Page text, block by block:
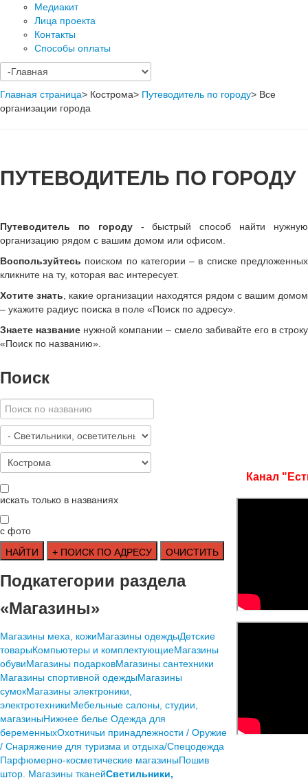
Медиакит
Лица проекта
Контакты
Способы оплаты
Главная страница> Кострома> Путеводитель по городу> Все
организации города
ПУТЕВОДИТЕЛЬ ПО ГОРОДУ
Путеводитель по городу- быстрый способ найти нужную
организацию рядом с вашим домом или офисом.
Воспользуйтесь поиском по категории – в списке предложенных
кликните на ту, которая вас интересует.
Хотите знать , какие организации находятся рядом с вашим домом
– укажите радиус поиска в поле «Поиск по адресу».
Знаете название нужной компании – смело забивайте его в строку
«Поиск по названию»
Поиск
искать только в названиях
с фото
Подкатегории раздела
«Магазины»
Mагазины меха, кожиMагазины одеждыДетские
товарыКомпьютеры и комплектующиеМагазины
обувиМагазины подарковМагазины сантехники
Магазины спортивной одеждыМагазины
сумокМагазины электроники,
электротехникиМебельные салоны, студии,
магазиныНижнее белье Одежда для
беременныхОхотничьи принадлежности / Оружие
/ Снаряжение для туризма и отдыха/Спецодежда
Парфюмерно-косметические магазиныПошив
штор. Магазины тканейСветильники,
Канал